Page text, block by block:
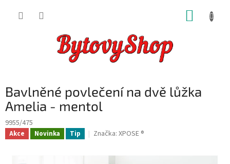
Bavlněné povlečení na dvě lůžka
Amelia - mentol
9955/475
Akce Novinka Tip Značka: XPOSE ®